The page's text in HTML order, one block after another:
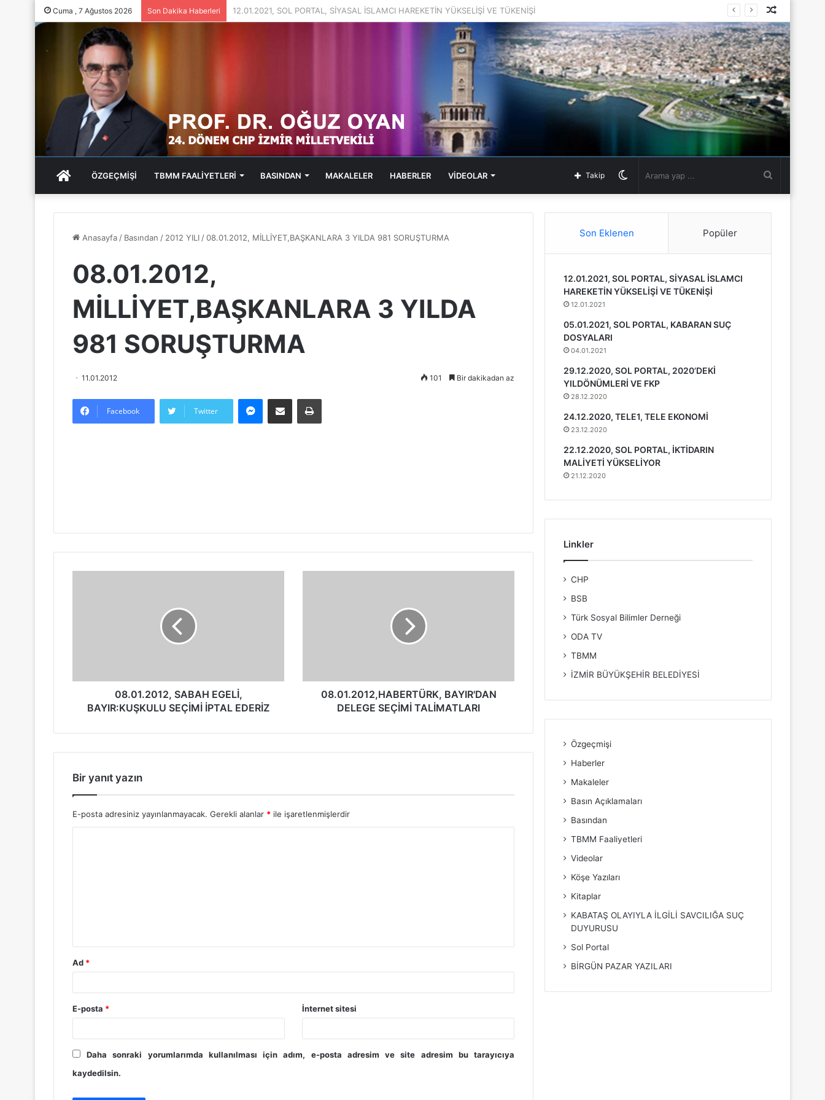
Cuma , 7 Ağustos 2026 Son Dakika Haberleri 05.01.2021, SOL PORTAL, KABARAN SUÇ DOSYALARI
Makale
ANA
SAYFA
ÖZGEÇMİŞİ TBMM FAALİYETLERİ BASINDAN MAKALELER HABERLER VİDEOLAR
görünümü
Takip
Anasayfa/ Basından / 2012 YILI/08.01.2012, MİLLİYET,BAŞKANLARA 3 YILDA 981 SORUŞTURMA
08.01.2012,
MİLLİYET,BAŞKANLARA 3 YILDA
981 SORUŞTURMA
11.01.2012 101 Bir dakikadan az
Facebook Twitter
08.01.2012, SABAH EGELİ,
BAYIR:KUŞKULU SEÇİMİ İPTAL EDERİZ
08.01.2012,HABERTÜRK, BAYIR'DAN
DELEGE SEÇİMİ TALİMATLARI
Bir yanıt yazın
E-posta adresiniz yayınlanmayacak. Gerekli alanlar * ile işaretlenmişlerdir
Ad *
E-posta * İnternet sitesi
Daha sonraki yorumlarımda kullanılması için adım, e-posta adresim ve site adresim bu tarayıcıya
kaydedilsin.
Son Eklenen Popüler
12.01.2021, SOL PORTAL, SİYASAL İSLAMCI
HAREKETİN YÜKSELİŞİ VE TÜKENİŞİ
12.01.2021
05.01.2021, SOL PORTAL, KABARAN SUÇ
DOSYALARI
04.01.2021
29.12.2020, SOL PORTAL, 2020’DEKİ
YILDÖNÜMLERİ VE FKP
28.12.2020
24.12.2020, TELE1, TELE EKONOMİ
23.12.2020
22.12.2020, SOL PORTAL, İKTİDARIN
MALİYETİ YÜKSELİYOR
21.12.2020
Linkler
CHP
BSB
Türk Sosyal Bilimler Derneği
ODA TV
TBMM
İZMİR BÜYÜKŞEHİR BELEDİYESİ
Özgeçmişi
Haberler
Makaleler
Basın Açıklamaları
Basından
TBMM Faaliyetleri
Videolar
Köşe Yazıları
Kitaplar
KABATAŞ OLAYIYLA İLGİLİ SAVCILIĞA SUÇ
DUYURUSU
Sol Portal
BİRGÜN PAZAR YAZILARI